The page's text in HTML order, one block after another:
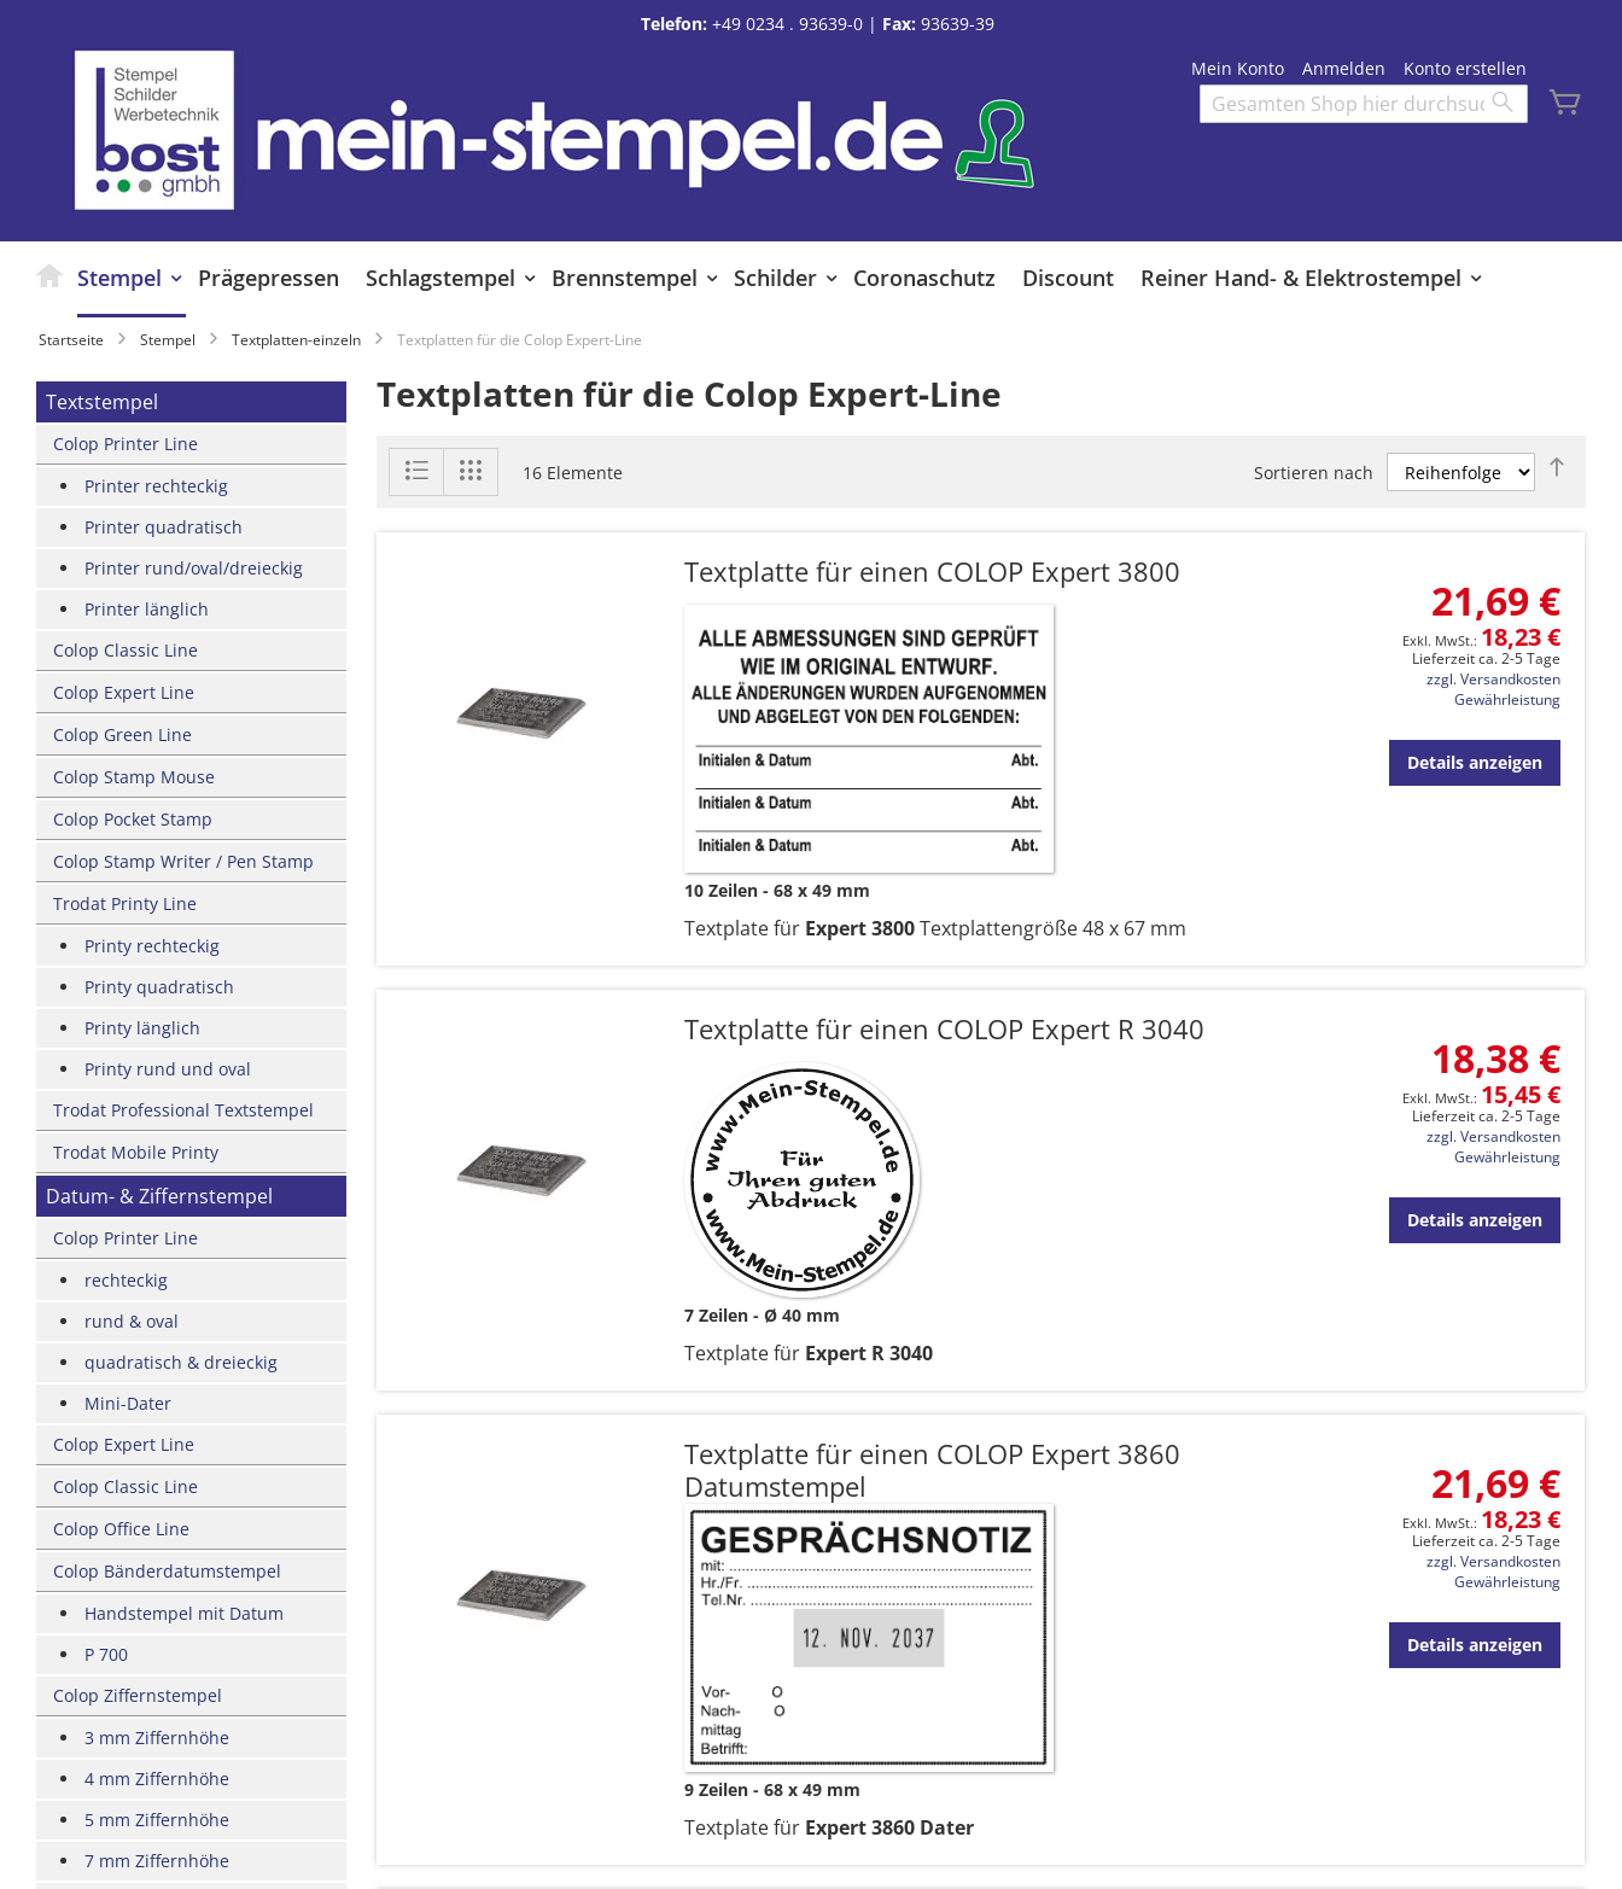
Telefon: +49 0234 . 93639-0| Fax: 93639-39
Mein Konto
Anmelden Konto erstellen
Search
Stempel Prägepressen Schlagstempel Brennstempel Schilder Coronaschutz Discount Reiner Hand- & Elektrostempel
Startseite Stempel Textplatten-einzeln Textplatten für die Colop Expert-Line
Textplatten für die Colop Expert-Line
Anzeigen
als
Liste 16 Elemente Sortieren nach
Textplatte für einen COLOP Expert 3800
10 Zeilen 68 x 49 mm
Textplate für Expert 3800Textplattengröße 48 x 67 mm
21,69 €
18,23 €
Lieferzeit ca. 2-5 Tage
zzgl. Versandkosten
Gewährleistung
Details anzeigen
Textplatte für einen COLOP Expert R 3040
7 Zeilen Ø 40 mm
Textplate für Expert R 3040
18,38 €
15,45 €
Lieferzeit ca. 2-5 Tage
zzgl. Versandkosten
Gewährleistung
Details anzeigen
Textplatte für einen COLOP Expert 3860
Datumstempel
9 Zeilen 68 x 49 mm
Textplate für Expert 3860 Dater
21,69 €
18,23 €
Lieferzeit ca. 2-5 Tage
zzgl. Versandkosten
Gewährleistung
Details anzeigen
Textstempel
Colop Printer Line
Printer rechteckig
Printer quadratisch
Printer rund/oval/dreieckig
Printer länglich
Colop Classic Line
Colop Expert Line
Colop Green Line
Colop Stamp Mouse
Colop Pocket Stamp
Colop Stamp Writer / Pen Stamp
Trodat Printy Line
Printy rechteckig
Printy quadratisch
Printy länglich
Printy rund und oval
Trodat Professional Textstempel
Trodat Mobile Printy
Datum- & Ziffernstempel
Colop Printer Line
rechteckig
rund & oval
quadratisch & dreieckig
Mini-Dater
Colop Expert Line
Colop Classic Line
Colop Office Line
Colop Bänderdatumstempel
Handstempel mit Datum
P 700
Colop Ziffernstempel
3 mm Ziffernhöhe
4 mm Ziffernhöhe
5 mm Ziffernhöhe
7 mm Ziffernhöhe